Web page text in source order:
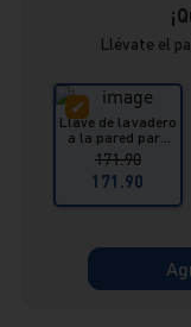
Llévate el
Llave de lavadero
a la pared para
cocina Cabo
Blanco color
negro Italgrif
171.90
171.90